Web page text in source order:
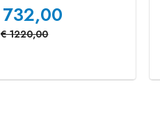
732,00
€ 1220,00